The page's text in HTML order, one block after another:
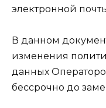
электронной
В данном
изменения
данных
бессрочно до